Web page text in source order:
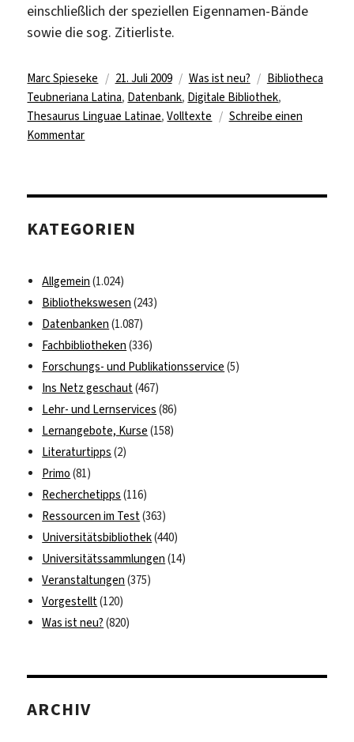
einschließlich der speziellen Eigennamen-Bände
sowie die sog. Zitierliste.
Autor
Marc Spieseke
Veröffentlicht
am
21. Juli 2009 Kategorien
Was ist neu? Schlagwörter
Bibliotheca
Teubneriana Latina, Datenbank, Digitale Bibliothek,
Thesaurus Linguae Latinae,Volltexte
Schreibe einen
Kommentarzu
lateinischen
KATEGORIEN
Allgemein (1.024)
Bibliothekswesen (243)
Datenbanken (1.087)
Fachbibliotheken (336)
Forschungs- und Publikationsservice (5)
Ins Netz geschaut(467)
Lehr- und Lernservices (86)
Lernangebote, Kurse (158)
Literaturtipps (2)
Primo (81)
Recherchetipps (116)
Ressourcen im Test(363)
Universitätsbibliothek(440)
Universitätssammlungen (14)
Veranstaltungen (375)
Vorgestellt(120)
Was ist neu? (820)
ARCHIV